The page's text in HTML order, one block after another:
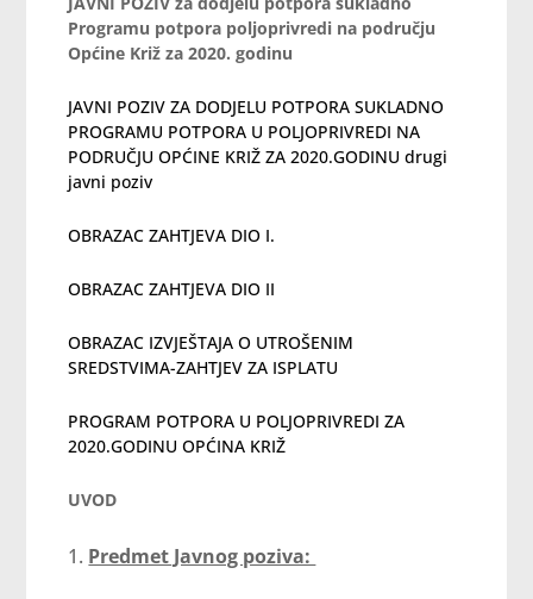
Programu potpora poljoprivredi na području
Općine Križ za 2020. godinu
JAVNI POZIV ZA DODJELU POTPORA SUKLADNO
PROGRAMU POTPORA U POLJOPRIVREDI NA
PODRUČJU OPĆINE KRIŽ ZA 2020.GODINU drugi
javni poziv
OBRAZAC ZAHTJEVA DIO I.
OBRAZAC ZAHTJEVA DIO II
OBRAZAC IZVJEŠTAJA O UTROŠENIM
SREDSTVIMA-ZAHTJEV ZA ISPLATU
PROGRAM POTPORA U POLJOPRIVREDI ZA
2020.GODINU OPĆINA KRIŽ
UVOD
Predmet Javnog poziva: